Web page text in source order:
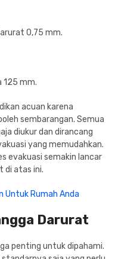
0,75 mm.
125 mm.
acuan karena
sembarangan. Semua
diukur dan dirancang
yang memudahkan.
evakuasi semakin lancar
di atas ini.
Untuk Rumah Anda
Darurat
penting untuk dipahami.